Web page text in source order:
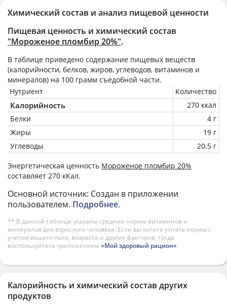
Химический состав и анализ пищевой ценности
Пищевая ценность и химический состав
"Мороженое пломбир 20%".
В таблице приведено содержание пищевых веществ
(калорийности, белков, жиров, углеводов, витаминов и
минералов) на 100 грамм съедобной части.
Нутриент
Количество
Калорийность
270 ккал
Белки
4 г
Жиры
19 г
Углеводы
20.5 г
Энергетическая ценность Мороженое пломбир 20%
составляет 270 кКал.
Основной источник: Создан в приложении
пользователем. Подробнее.
** В данной таблице указаны средние нормы витаминов и
минералов для взрослого человека. Если вы хотите узнать нормы с
учетом вашего пола, возраста и других факторов, тогда
воспользуйтесь приложением «Мой здоровый рацион».
Калорийность и химический состав других
продуктов